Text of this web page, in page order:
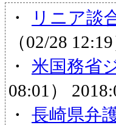
・
リニア談
（02/28 12:19
・ 米国務省
08:01）
・ 長崎県弁